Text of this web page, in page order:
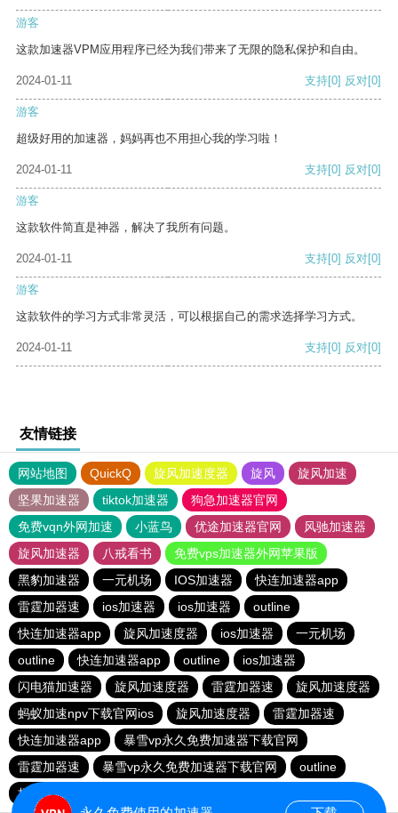
游客
这款加速器VPM应用程序已经为我们带来了无限的隐私保护和自由。
2024-01-11 支持[0] 反对[0]
游客
超级好用的加速器，妈妈再也不用担心我的学习啦！
2024-01-11 支持[0] 反对[0]
游客
这款软件简直是神器，解决了我所有问题。
2024-01-11 支持[0] 反对[0]
游客
这款软件的学习方式非常灵活，可以根据自己的需求选择学习方式。
2024-01-11 支持[0] 反对[0]
友情链接
网站地图 QuickQ 旋风加速度器 旋风
旋风加速
坚果加速器
tiktok加速器
狗急加速器官网
免费vqn外网加速
小蓝鸟 优途加速器官网
风驰加速器
旋风加速器
八戒看书
免费vps加速器外网苹果版
黑豹加速器
一元机场 IOS加速器
快连加速器app
雷霆加器速
ios加速器 ios加速器
outline
快连加速器app
旋风加速度器 ios加速器
一元机场
outline
快连加速器app outline
ios加速器
闪电猫加速器
旋风加速度器 雷霆加器速
旋风加速度器
蚂蚁加速npv下载官网ios
旋风加速度器
雷霆加器速
快连加速器app
暴雪vp永久免费加速器下载官网
雷霆加器速
暴雪vp永久免费加速器下载官网
outline
极光加速器